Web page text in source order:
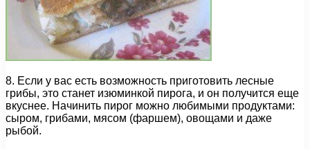
8. Если у вас есть возможность приготовить лесные
грибы, это станет изюминкой пирога, и он получится еще
вкуснее. Начинить пирог можно любимыми продуктами:
сыром, грибами, мясом (фаршем), овощами и даже
рыбой.